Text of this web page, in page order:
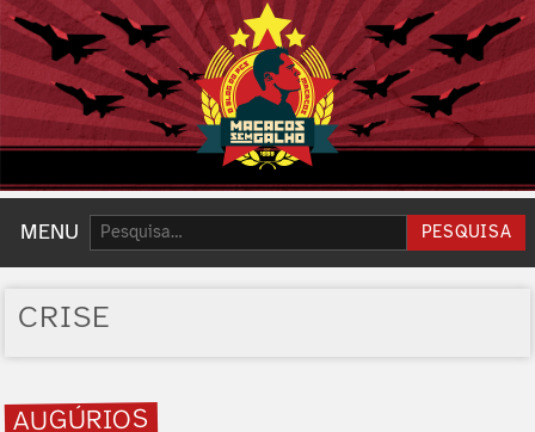
MENU Pesquisar: PESQUISA
CRISE
AUGÚRIOS